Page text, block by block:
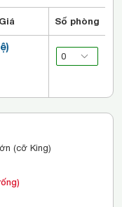
Giá Số phòng
(cỡ King)